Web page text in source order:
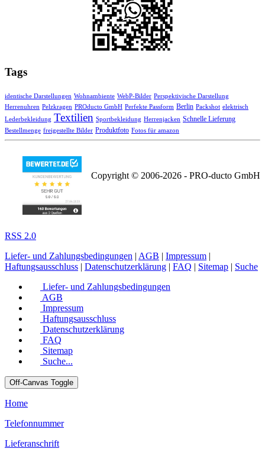
Tags
identische Darstellungen Wohnambiente WebP-Bilder Perspektivische Darstellung
Herrenuhren Pelzkragen PROducto GmbH Perfekte Passform Berlin Packshot elektrisch
Lederbekleidung Textilien Sportbekleidung Herrenjacken Schnelle Lieferung
Bestellmenge freigestellte Bilder Produktfoto Fotos für amazon
Copyright © 2006-2026 - PRO-ducto GmbH
RSS 2.0
Liefer- und Zahlungsbedingungen | AGB | Impressum |
Haftungsausschluss | Datenschutzerklärung | FAQ | Sitemap | Suche
Liefer- und Zahlungsbedingungen
AGB
Impressum
Haftungsausschluss
Datenschutzerklärung
FAQ
Sitemap
Suche...
Off-Canvas Toggle
Home
Telefonnummer
Lieferanschrift